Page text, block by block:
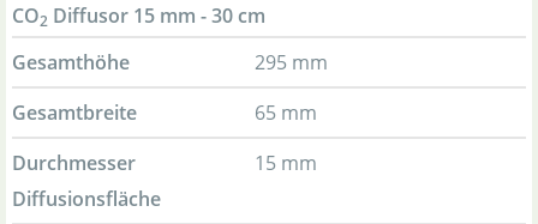
CO2 Diffusor 15 mm - 30 cm
Gesamthöhe
295 mm
Gesamtbreite
65 mm
Durchmesser
Diffusionsfläche
15 mm